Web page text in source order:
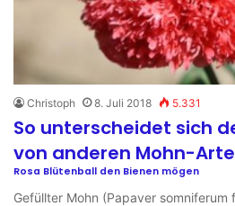
Christoph 8. Juli 2018 5.331
So unterscheidet sich
von anderen Mohn-
Rosa Blütenball den Bienen mögen
Gefüllter Mohn (Papaver